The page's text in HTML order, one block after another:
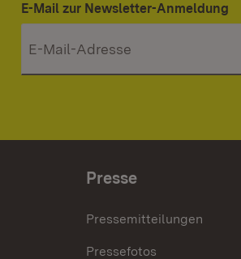
E-Mail zur Newsletter-Anmeldung
Presse
Pressemitteilungen
Pressefotos